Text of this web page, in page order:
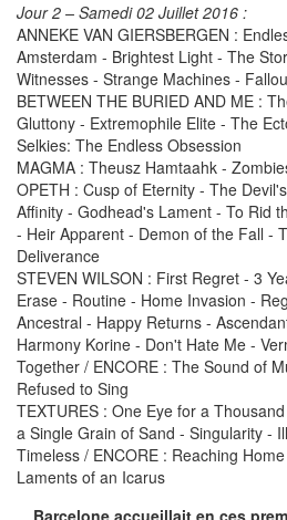
Jour 2 – Samedi 02 Juillet 2016 :
ANNEKE VAN GIERSBERGEN :
Amsterdam - Brightest Light - The
Witnesses - Strange Machines -
BETWEEN THE BURIED AND ME :
Gluttony - Extremophile Elite - The
Selkies: The Endless Obsession
MAGMA : Theusz Hamtaahk -
OPETH : Cusp of Eternity - The
Affinity - Godhead's Lament - To Rid
- Heir Apparent - Demon of the Fall -
Deliverance
STEVEN WILSON : First Regret - 3
Erase - Routine - Home Invasion -
Ancestral - Happy Returns -
Harmony Korine - Don't Hate Me -
Together / ENCORE : The Sound of
Refused to Sing
TEXTURES : One Eye for a
a Single Grain of Sand - Singularity -
Timeless / ENCORE : Reaching
Laments of an Icarus
Barcelone accueillait en ces